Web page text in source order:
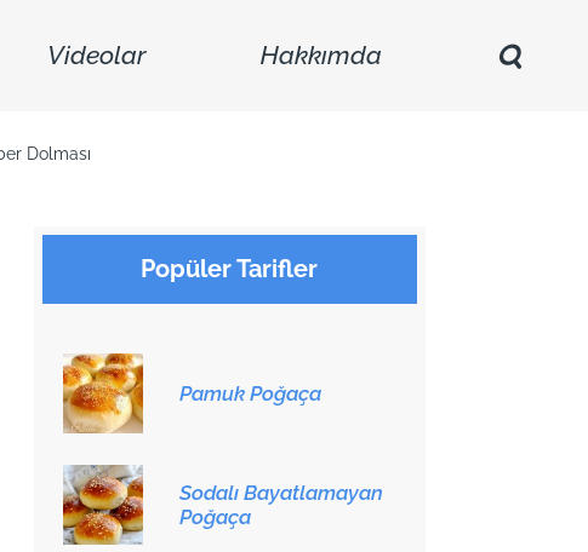
Videolar Hakkımda
Dolması
Popüler Tarifler
Pamuk Poğaça
Sodalı Bayatlamayan
Poğaça